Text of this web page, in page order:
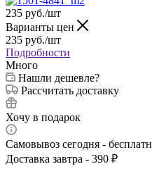
235 руб./шт
Варианты цен
235 руб./шт
Подробности
Много
Нашли дешевле?
Рассчитать доставку
Хочу в подарок
Самовывоз сегодня -
Доставка завтра - 390 ₽